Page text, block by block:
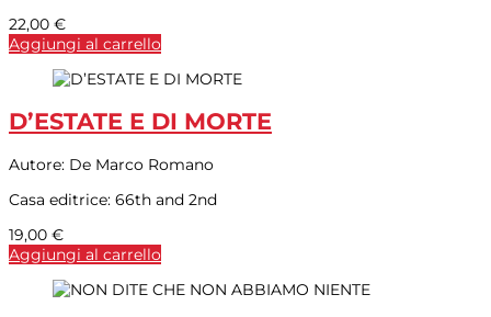
22,00 €
Aggiungi al carrello
D’ESTATE E DI MORTE
Autore: De Marco Romano
Casa editrice: 66th and 2nd
19,00 €
Aggiungi al carrello